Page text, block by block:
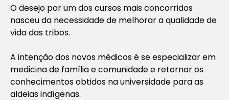
O desejo por um dos cursos mais concorridos
nasceu da necessidade de melhorar a qualidade de
vida das tribos.
A intenção dos novos médicos é se especializar em
medicina de família e comunidade e retornar os
conhecimentos obtidos na universidade para as
aldeias indígenas.